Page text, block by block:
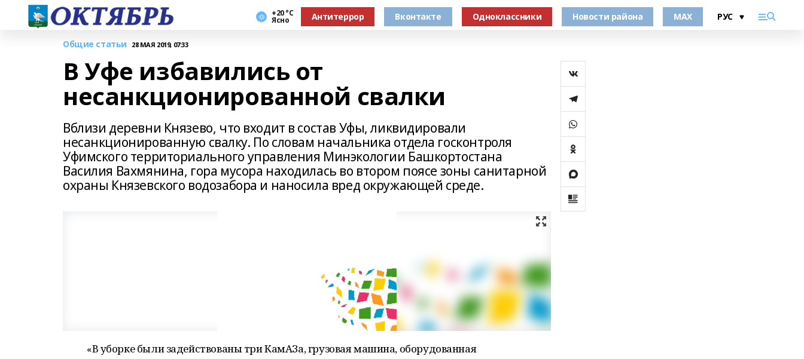
+20 °С
Ясно Антитеррор Вконтакте Одноклассники Новости района MAX
Общие статьи 28 МАЯ 2019, 07:33
В Уфе избавились от
несанкционированной свалки
Вблизи деревни Князево, что входит в состав Уфы, ликвидировали
несанкционированную свалку. По словам начальника отдела госконтроля
Уфимского территориального управления Минэкологии Башкортостана
Василия Вахмянина, гора мусора находилась во втором поясе зоны санитарной
охраны Князевского водозабора и наносила вред окружающей среде.
«В уборке были задействованы три КамАЗа, грузовая машина, оборудованная